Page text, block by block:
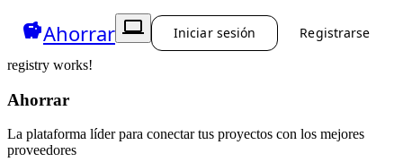
savingsAhorrar computer Iniciar sesión Registrarse
registry works!
Ahorrar
La plataforma líder para conectar tus proyectos con los mejores
proveedores